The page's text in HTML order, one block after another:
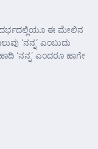
ಈ ಮೇಲಿನ
‘ನನ್ನ’ ಎಂಬುದು
‘ನನ್ನ’ ಎಂದರೂ ಹಾಗೇ